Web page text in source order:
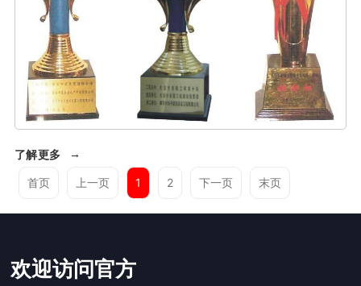
了解更多 →
首页 上一页 1 2 下一页 末页
欢迎访问官方